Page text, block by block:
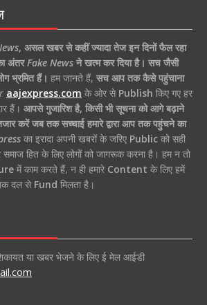
, असल खबर से कहीं ज्यादा तेज इन दिनों फैल रहा
अंतरFake Newsने खत्म कर दिया है। सच जैसी
भ्रमित हैं। हम जानते हैं, सच आप तक कैसे पहुंचाना
aajexpress.com के ओर से Publish किए गए हर
हैं। आपसे गुजारिश है, किसी भी सूचना को आगे बढ़ाने
करें जब तक सच्चाई हमारे द्वारा आप तक पहुंचने का
का इरादा अपनी खबरों के जरिए Publicको सही
हित के लिए लोगों को जागरूक करना है। हम न तो
में काम करते हैं, न ही हमारे Content के लिए हमें
दल से Fund मिलता है।
या खबर भेजने के लिए ई मेल आईडी